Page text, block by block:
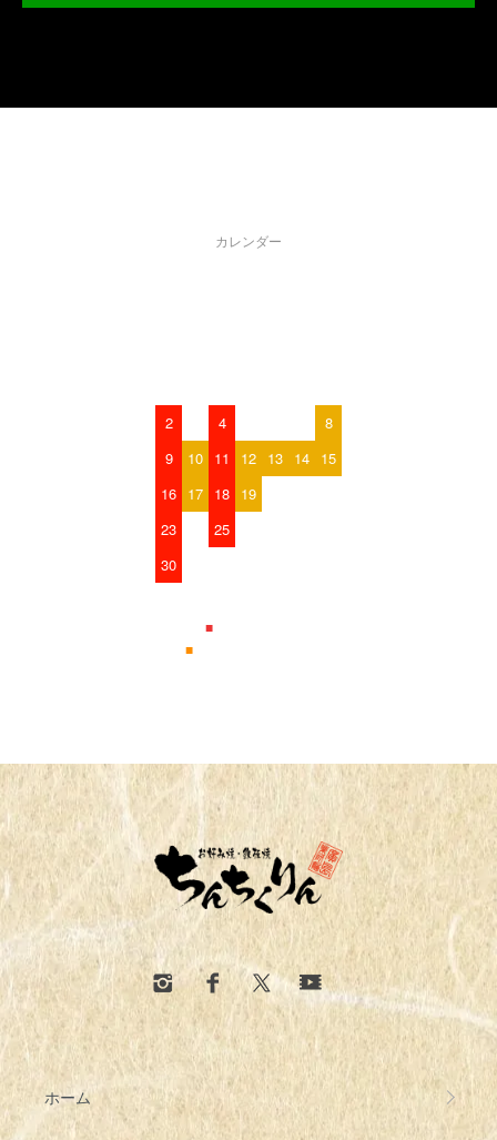
カレンダー
2
4
8
9
10 11 12 13 14 15
16 17 18 19
23
25
30
■は発送休業日
■は発送休臨時休業日
ホーム